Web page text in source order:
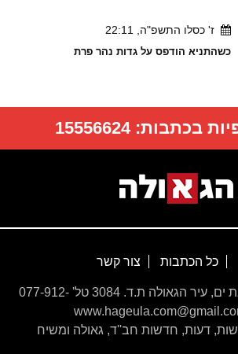
ז' כסלו התשפ"ה, 22:11
כשהתניא הודפס על גדות נהר פרת
בכתבות:15556624
כל הכתבות צור קשר
שד' עצמאות 67, בת ים, עיר הגאולה ת.ד. 3084 טל' 077-912-
דעות, חדשות חב''ד, גאולה ומשיח